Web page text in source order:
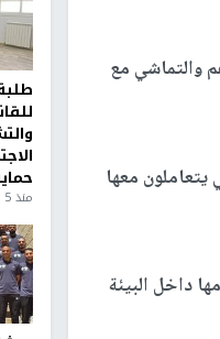
والتماشي مع
يتعاملون معها
داخل البيئة
منذ 5 ثواني